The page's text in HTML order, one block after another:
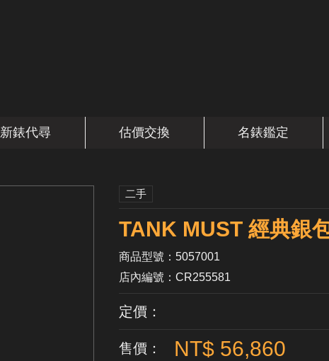
新錶代尋 估價交換 名錶鑑定
二手
TANK MUST 經典銀
商品型號：5057001
店內編號：CR255581
定價：
售價： NT$ 56,860